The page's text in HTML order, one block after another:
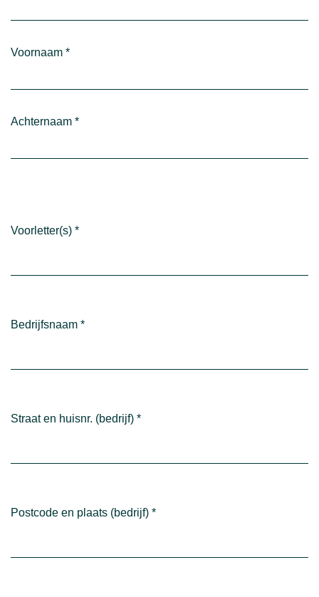
Voornaam *
Achternaam *
Voorletter(s) *
Bedrijfsnaam *
Straat en huisnr. (bedrijf) *
Postcode en plaats (bedrijf) *